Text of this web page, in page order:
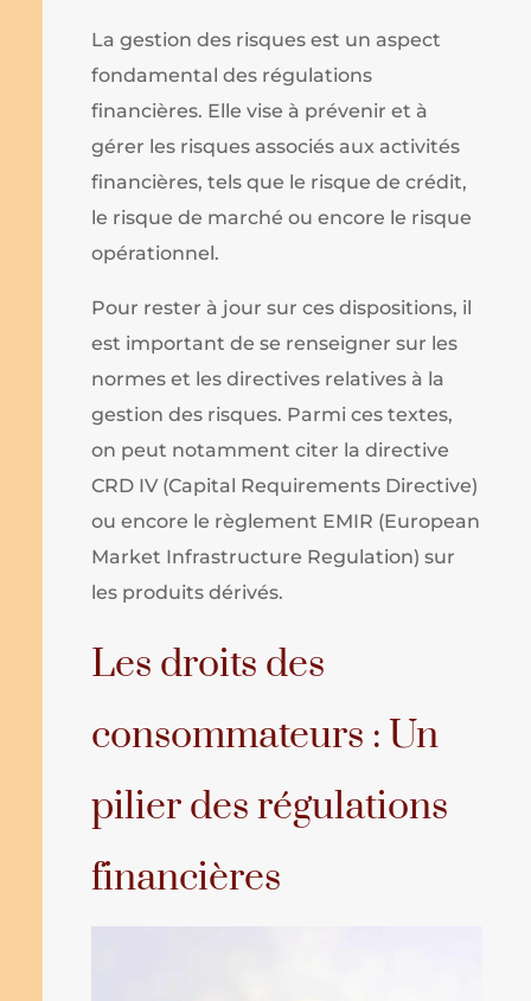
La gestion des risques est un aspect
fondamental des régulations
financières. Elle vise à prévenir et à
gérer les risques associés aux activités
financières, tels que le risque de crédit,
le risque de marché ou encore le risque
opérationnel.
Pour rester à jour sur ces dispositions, il
est important de se renseigner sur les
normes et les directives relatives à la
gestion des risques. Parmi ces textes,
on peut notamment citer la directive
CRD IV (Capital Requirements Directive)
ou encore le règlement EMIR (European
Market Infrastructure Regulation) sur
les produits dérivés.
Les droits des
consommateurs : Un
pilier des régulations
financières